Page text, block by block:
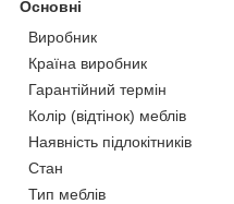
Основні
Виробник
Країна виробник
Гарантійний термін
Колір (відтінок) меблів
Наявність підлокітників
Стан
Тип меблів